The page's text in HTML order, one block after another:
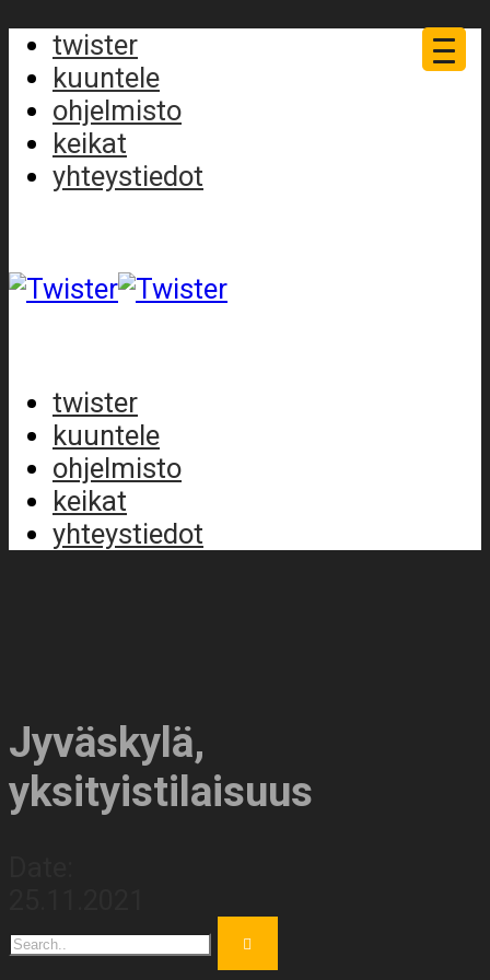
twister
kuuntele
ohjelmisto
keikat
yhteystiedot
twister
kuuntele
ohjelmisto
keikat
yhteystiedot
Jyväskylä,
yksityistilaisuus